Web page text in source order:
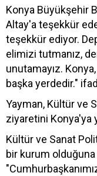
Konya Büyükşehir
Altay'a teşekkür
teşekkür ediyor.
elimizi tutmanız,
unutamayız.
başka yerdedir."
Yayman, Kültür ve
ziyaretini Konya'ya
Kültür ve Sanat
bir kurum